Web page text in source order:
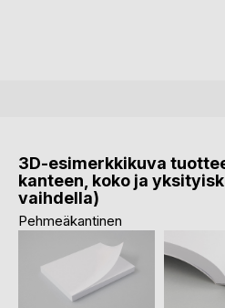
3D-esimerkkikuva
kanteen, koko ja
vaihdella)
Pehmeäkantinen